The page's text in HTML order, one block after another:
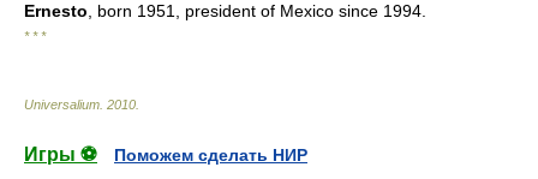
Ernesto , born 1951, president of Mexico since 1994.
* * *
Universalium 2010
Игры ⚽
Поможем сделать НИР